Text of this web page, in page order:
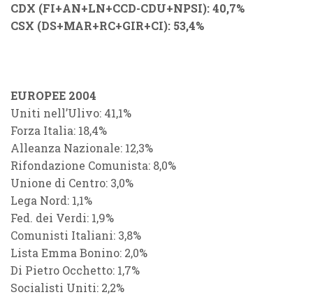
CDX (FI+AN+LN+CCD-CDU+NPSI): 40,7%
CSX (DS+MAR+RC+GIR+CI): 53,4%
EUROPEE 2004
Uniti nell’Ulivo: 41,1%
Forza Italia: 18,4%
Alleanza Nazionale: 12,3%
Rifondazione Comunista: 8,0%
Unione di Centro: 3,0%
Lega Nord: 1,1%
Fed. dei Verdi: 1,9%
Comunisti Italiani: 3,8%
Lista Emma Bonino: 2,0%
Di Pietro Occhetto: 1,7%
Socialisti Uniti: 2,2%